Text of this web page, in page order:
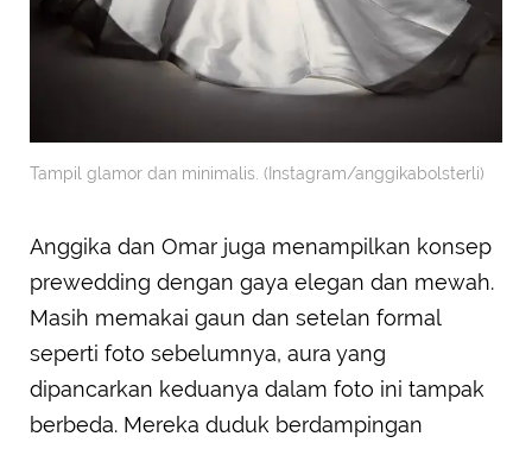
Tampil glamor dan minimalis. (Instagram/anggikabolsterli)
Anggika dan Omar juga menampilkan konsep
prewedding dengan gaya elegan dan mewah.
Masih memakai gaun dan setelan formal
seperti foto sebelumnya, aura yang
dipancarkan keduanya dalam foto ini tampak
berbeda. Mereka duduk berdampingan